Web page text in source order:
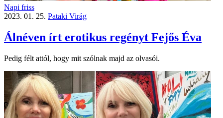
Napi friss
2023. 01. 25. Pataki Virág
Álnéven írt erotikus regényt Fejős Éva
Pedig félt attól, hogy mit szólnak majd az olvasói.